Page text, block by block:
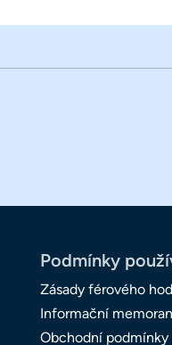
Podmínky
Zásady férového
Informační
Obchodní